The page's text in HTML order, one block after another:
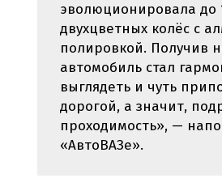
эволюционировала до
двухцветных колёс с
полировкой. Получив
автомобиль стал
выглядеть и чуть
дорогой, а значит,
проходимость», —
«АвтоВАЗе».